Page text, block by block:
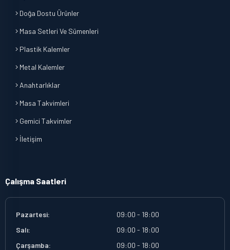
Doğa Dostu Ürünler
Masa Setleri Ve Sümenleri
Plastik Kalemler
Metal Kalemler
Anahtarlıklar
Masa Takvimleri
Gemici Takvimler
İletişim
Çalışma Saatleri
Pazartesi:
09:00 - 18:00
Salı:
09:00 - 18:00
Çarşamba:
09:00 - 18:00